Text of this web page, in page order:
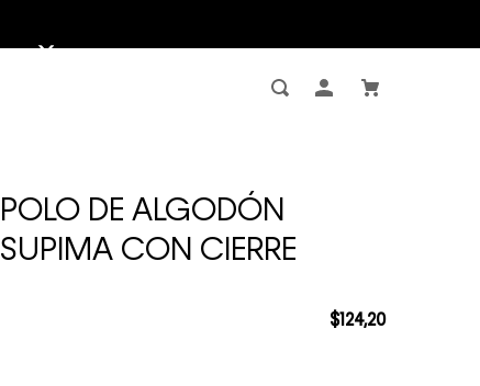
POLO DE ALGODÓN
SUPIMA CON CIERRE
$124,20